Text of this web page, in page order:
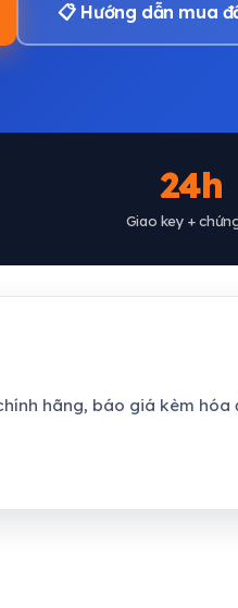
📋 Hướng dẫn mua
24h
Giao key +
hãng, báo giá kèm hóa